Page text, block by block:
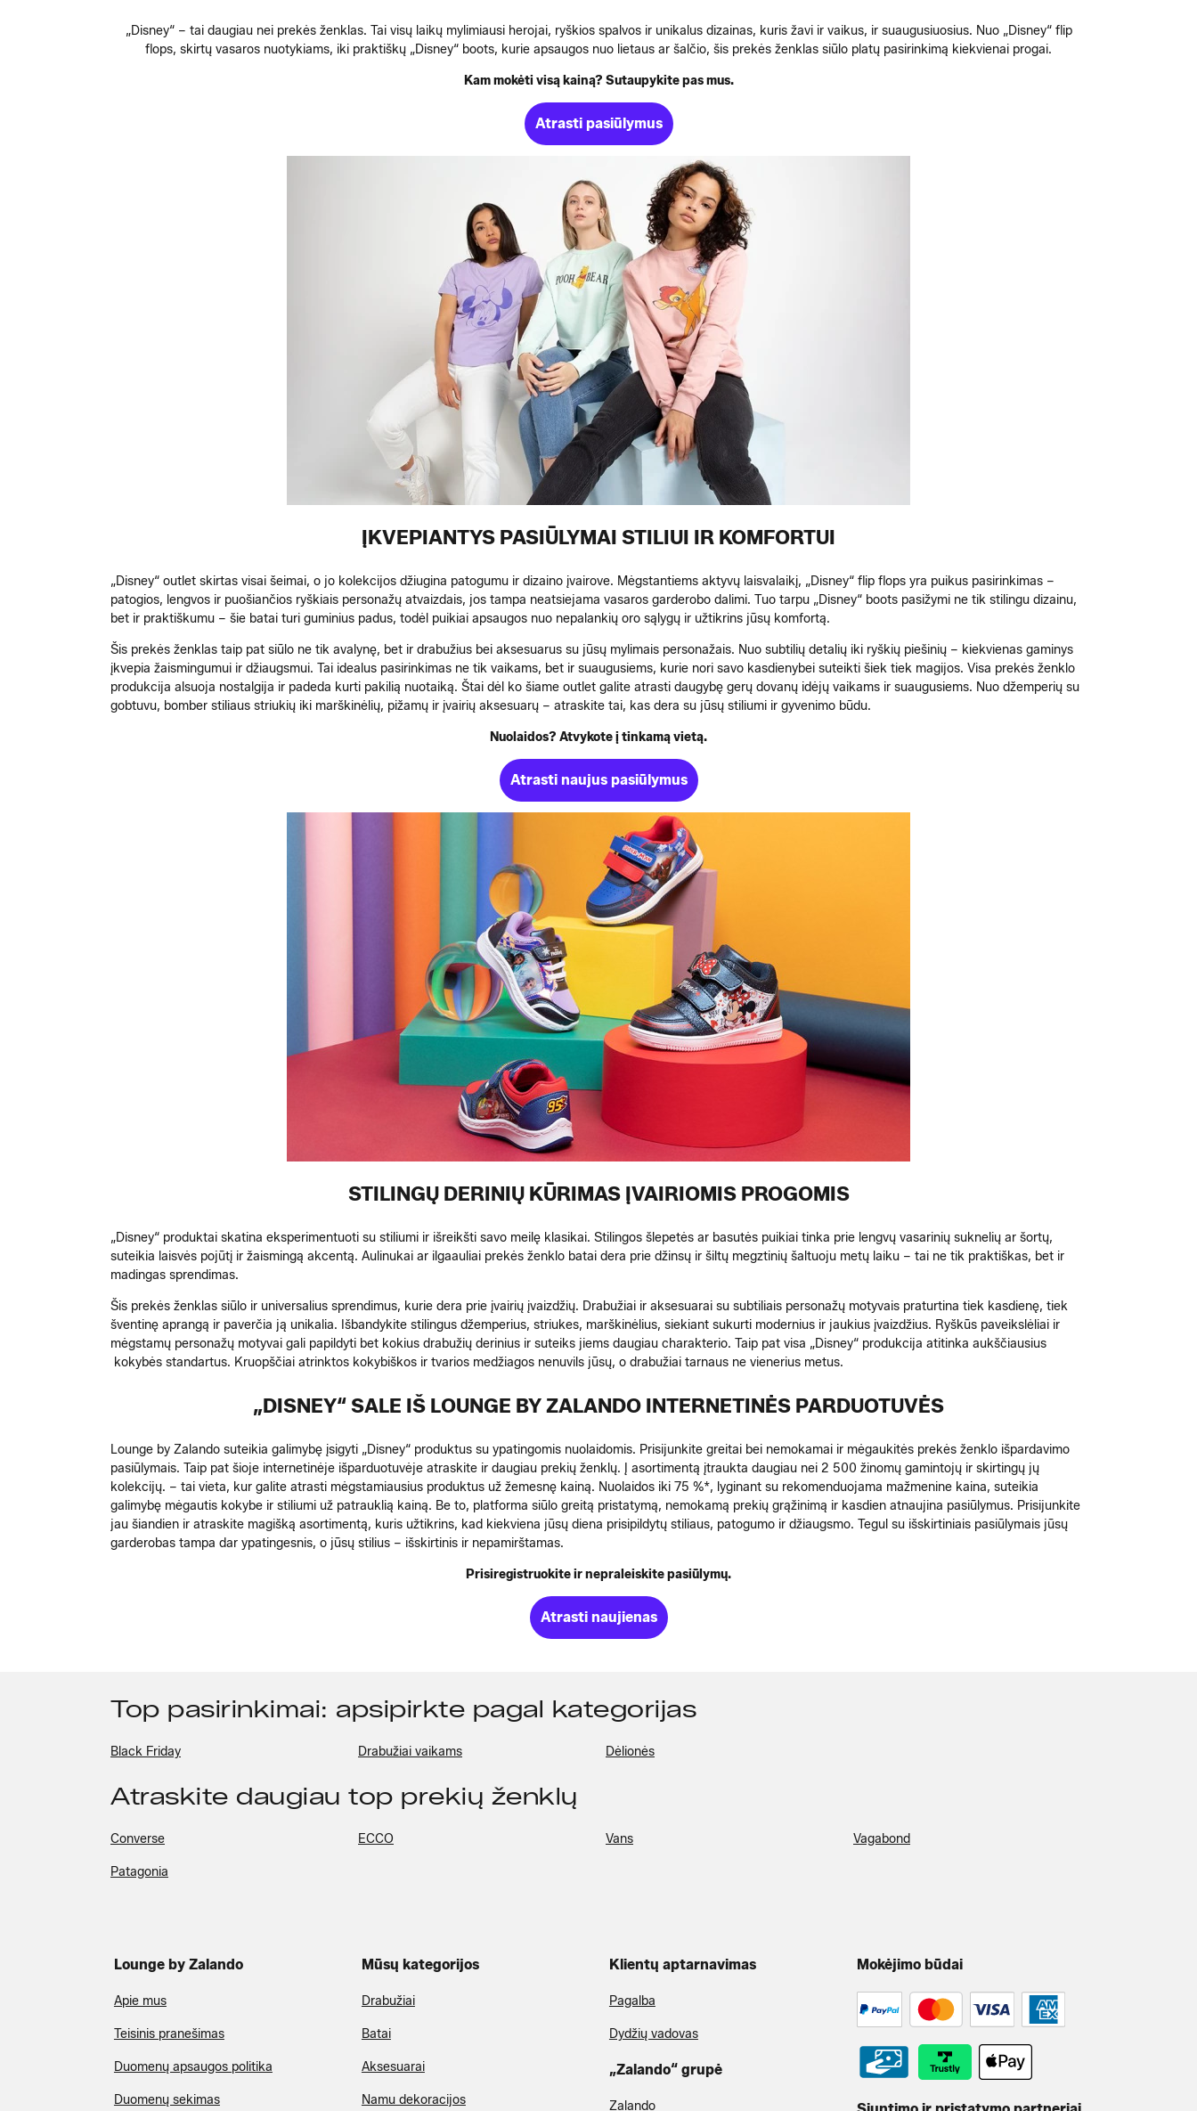
„Disney“ – tai daugiau nei prekės ženklas. Tai visų laikų mylimiausi herojai, ryškios spalvos ir unikalus dizainas, kuris žavi ir vaikus, ir suaugusiuosius. Nuo „Disney“ flip
flops, skirtų vasaros nuotykiams, iki praktiškų „Disney“ boots, kurie apsaugos nuo lietaus ar šalčio, šis prekės ženklas siūlo platų pasirinkimą kiekvienai progai.
Kam mokėti visą kainą? Sutaupykite pas mus.
Atrasti pasiūlymus
ĮKVEPIANTYS PASIŪLYMAI STILIUI IR KOMFORTUI
„Disney“ outlet skirtas visai šeimai, o jo kolekcijos džiugina patogumu ir dizaino įvairove. Mėgstantiems aktyvų laisvalaikį, „Disney“ flip flops yra puikus pasirinkimas –
patogios, lengvos ir puošiančios ryškiais personažų atvaizdais, jos tampa neatsiejama vasaros garderobo dalimi. Tuo tarpu „Disney“ boots pasižymi ne tik stilingu dizainu,
bet ir praktiškumu – šie batai turi guminius padus, todėl puikiai apsaugos nuo nepalankių oro sąlygų ir užtikrins jūsų komfortą.
Šis prekės ženklas taip pat siūlo ne tik avalynę, bet ir drabužius bei aksesuarus su jūsų mylimais personažais. Nuo subtilių detalių iki ryškių piešinių – kiekvienas gaminys
įkvepia žaismingumui ir džiaugsmui. Tai idealus pasirinkimas ne tik vaikams, bet ir suaugusiems, kurie nori savo kasdienybei suteikti šiek tiek magijos. Visa prekės ženklo
produkcija alsuoja nostalgija ir padeda kurti pakilią nuotaiką. Štai dėl ko šiame outlet galite atrasti daugybę gerų dovanų idėjų vaikams ir suaugusiems. Nuo džemperių su
gobtuvu, bomber stiliaus striukių iki marškinėlių, pižamų ir įvairių aksesuarų – atraskite tai, kas dera su jūsų stiliumi ir gyvenimo būdu.
Nuolaidos? Atvykote į tinkamą vietą.
Atrasti naujus pasiūlymus
STILINGŲ DERINIŲ KŪRIMAS ĮVAIRIOMIS PROGOMIS
„Disney“ produktai skatina eksperimentuoti su stiliumi ir išreikšti savo meilę klasikai. Stilingos šlepetės ar basutės puikiai tinka prie lengvų vasarinių suknelių ar šortų,
suteikia laisvės pojūtį ir žaismingą akcentą. Aulinukai ar ilgaauliai prekės ženklo batai dera prie džinsų ir šiltų megztinių šaltuoju metų laiku – tai ne tik praktiškas, bet ir
madingas sprendimas.
Šis prekės ženklas siūlo ir universalius sprendimus, kurie dera prie įvairių įvaizdžių. Drabužiai ir aksesuarai su subtiliais personažų motyvais praturtina tiek kasdienę, tiek
šventinę aprangą ir paverčia ją unikalia. Išbandykite stilingus džemperius, striukes, marškinėlius, siekiant sukurti modernius ir jaukius įvaizdžius. Ryškūs paveikslėliai ir
mėgstamų personažų motyvai gali papildyti bet kokius drabužių derinius ir suteiks jiems daugiau charakterio. Taip pat visa „Disney“ produkcija atitinka aukščiausius
kokybės standartus. Kruopščiai atrinktos kokybiškos ir tvarios medžiagos nenuvils jūsų, o drabužiai tarnaus ne vienerius metus.
„DISNEY“ SALE IŠ LOUNGE BY ZALANDO INTERNETINĖS PARDUOTUVĖS
Lounge by Zalando suteikia galimybę įsigyti „Disney“ produktus su ypatingomis nuolaidomis. Prisijunkite greitai bei nemokamai ir mėgaukitės prekės ženklo išpardavimo
pasiūlymais. Taip pat šioje internetinėje išparduotuvėje atraskite ir daugiau prekių ženklų. Į asortimentą įtraukta daugiau nei 2 500 žinomų gamintojų ir skirtingų jų
kolekcijų. – tai vieta, kur galite atrasti mėgstamiausius produktus už žemesnę kainą. Nuolaidos iki 75 %*, lyginant su rekomenduojama mažmenine kaina, suteikia
galimybę mėgautis kokybe ir stiliumi už patrauklią kainą. Be to, platforma siūlo greitą pristatymą, nemokamą prekių grąžinimą ir kasdien atnaujina pasiūlymus. Prisijunkite
jau šiandien ir atraskite magišką asortimentą, kuris užtikrins, kad kiekviena jūsų diena prisipildytų stiliaus, patogumo ir džiaugsmo. Tegul su išskirtiniais pasiūlymais jūsų
garderobas tampa dar ypatingesnis, o jūsų stilius – išskirtinis ir nepamirštamas.
Prisiregistruokite ir nepraleiskite pasiūlymų.
Atrasti naujienas
Top pasirinkimai: apsipirkte pagal kategorijas
Black Friday Drabužiai vaikams Dėlionės
Atraskite daugiau top prekių ženklų
Converse ECCO Vans Vagabond
Patagonia
Lounge by Zalando
Apie mus
Teisinis pranešimas
Duomenų apsaugos politika
Duomenų sekimas
Mūsų kategorijos
Drabužiai
Batai
Aksesuarai
Namu dekoracijos
Klientų aptarnavimas
Pagalba
Dydžių vadovas
„Zalando“ grupė
Zalando
Mokėjimo būdai